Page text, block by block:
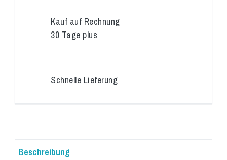
Kauf auf Rechnung
30 Tage plus
Schnelle Lieferung
Beschreibung